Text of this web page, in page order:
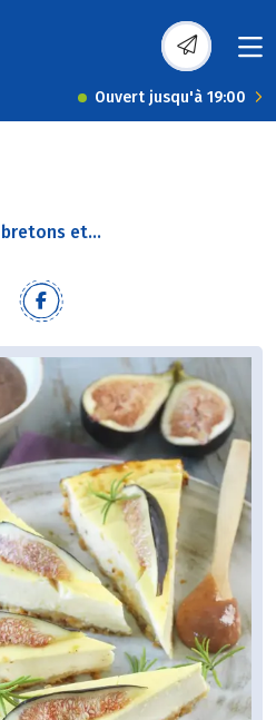
Ouvert jusqu'à 19:00
et...